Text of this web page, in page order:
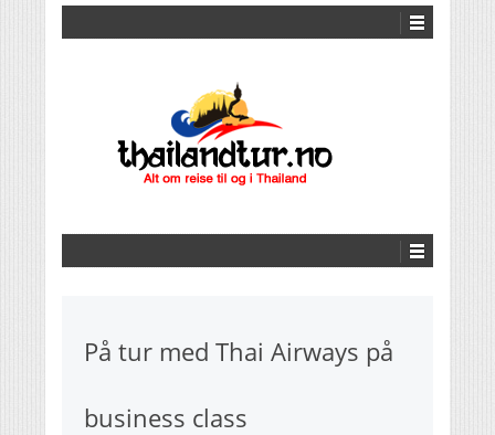
På tur med Thai Airways på
business class